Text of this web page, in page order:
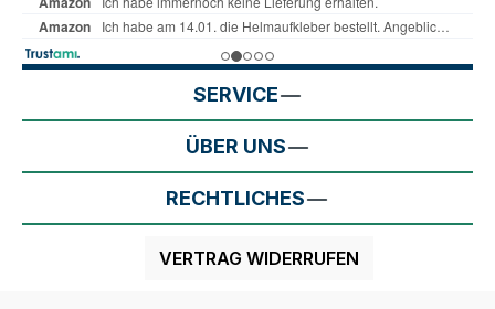
SERVICE
ÜBER UNS
RECHTLICHES
VERTRAG WIDERRUFEN